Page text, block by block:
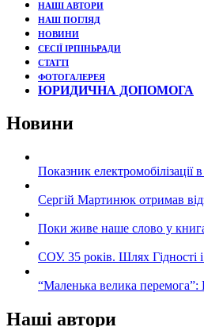
НАШІ АВТОРИ
НАШ ПОГЛЯД
НОВИНИ
СЕСІЇ ІРПІНЬРАДИ
СТАТТІ
ФОТОГАЛЕРЕЯ
ЮРИДИЧНА ДОПОМОГА
Новини
Показник електромобілізації
Сергій Мартинюк отримав
Поки живе наше слово у
СОУ. 35 років. Шлях Гідності і
“Маленька велика
Наші автори